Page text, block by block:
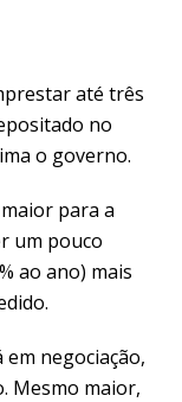
até três
no
o governo.
para a
um pouco
ao ano) mais
negociação,
Mesmo maior,